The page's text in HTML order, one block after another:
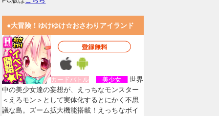
●大冒険！ゆけゆけ☆おさわりアイランド
カードバトル 美少女
世界
中の美少女達の妄想が、えっちなモンスター
＜えろモン＞として実体化するとにかく不思
議な島。ズーム拡大機能搭載！えっちなボイ